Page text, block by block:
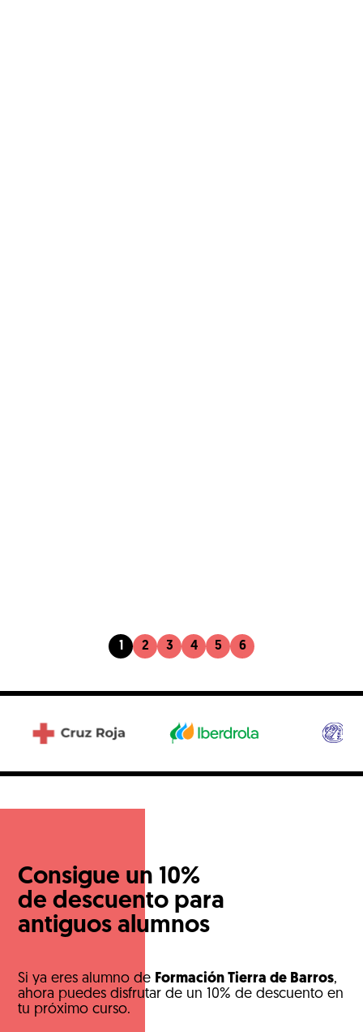
1 2 3 4 5 6
Consigue un 10%
de descuento para
antiguos alumnos
Si ya eres alumno de Formación Tierra de Barros,
ahora puedes disfrutar de un 10% de descuento en
tu próximo curso.